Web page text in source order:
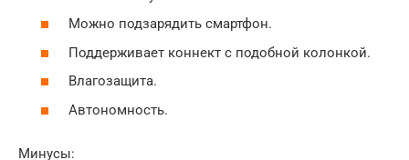
Можно подзарядить смартфон.
Поддерживает коннект с подобной колонкой.
Влагозащита.
Автономность.
Минусы: